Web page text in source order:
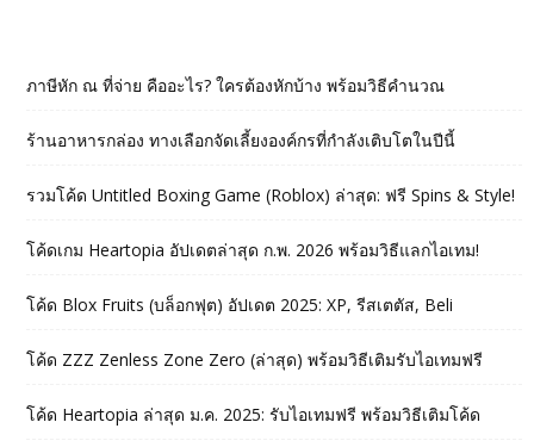
ภาษีหัก ณ ที่จ่าย คืออะไร? ใครต้องหักบ้าง พร้อมวิธีคำนวณ
ร้านอาหารกล่อง ทางเลือกจัดเลี้ยงองค์กรที่กำลังเติบโตในปีนี้
รวมโค้ด Untitled Boxing Game (Roblox) ล่าสุด: ฟรี Spins & Style!
โค้ดเกม Heartopia อัปเดตล่าสุด ก.พ. 2026 พร้อมวิธีแลกไอเทม!
โค้ด Blox Fruits (บล็อกฟุต) อัปเดต 2025: XP, รีสเตตัส, Beli
โค้ด ZZZ Zenless Zone Zero (ล่าสุด) พร้อมวิธีเติมรับไอเทมฟรี
โค้ด Heartopia ล่าสุด ม.ค. 2025: รับไอเทมฟรี พร้อมวิธีเติมโค้ด